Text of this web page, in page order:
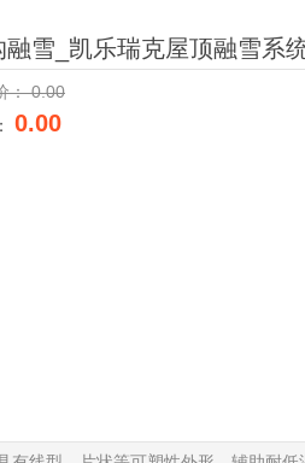
融雪_凯乐瑞克屋顶融雪系
：0.00
0.00